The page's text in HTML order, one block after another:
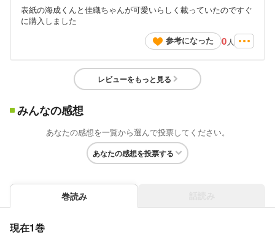
表紙の海成くんと佳織ちゃんが可愛いらしく載っていたのですぐ
に購入しました
参考になった
0 人
レビューをもっと見る
みんなの感想
あなたの感想を一覧から選んで投票してください。
あなたの感想を投票する
巻読み
現在1巻